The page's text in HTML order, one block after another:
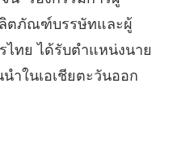
ลิตภัณฑ์บรรษัทและผู้
ไทย ได้รับตำแหน่งนาย
ำในเอเชียตะวันออก